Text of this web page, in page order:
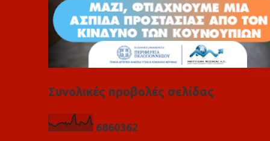
Συνολικές προβολές σελίδας
6860362